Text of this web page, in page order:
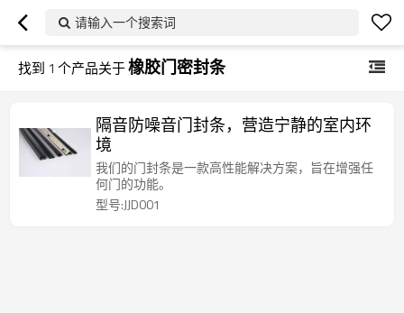
请输入一个搜索词
找到 1 个产品关于橡胶门密封条
隔音防噪音门封条，营造宁静的室内环
境
我们的门封条是一款高性能解决方案，旨在增强任
何门的功能。
型号:JJD001